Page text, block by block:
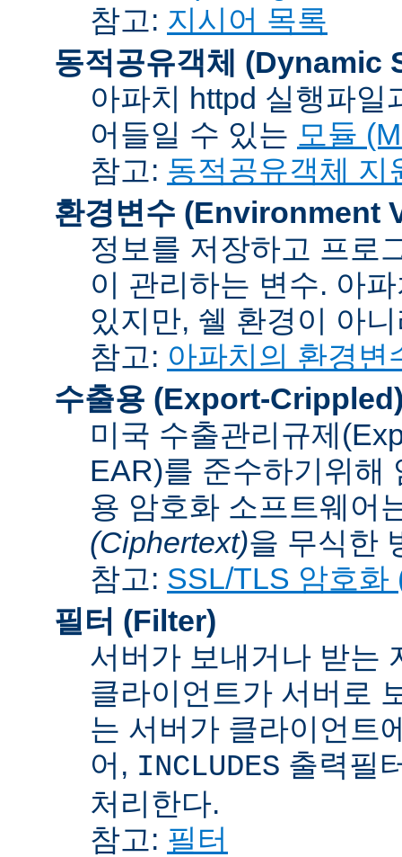
참고: 지시어 목록
동적공유객체 (Dynamic
아파치 httpd 실행파일
어들일 수 있는 모듈
참고: 동적공유객체 지
환경변수 (Environment
정보를 저장하고 프로
이 관리하는 변수. 아
있지만, 쉘 환경이 아
참고: 아파치의 환경변
수출용 (Export-
미국 수출관리규제
EAR)를 준수하기위해
용 암호화 소프트웨어
(Ciphertext)을 무식한
참고: SSL/TLS 암호화
필터 (Filter)
서버가 보내거나 받는
클라이언트가 서버로
는 서버가 클라이언트
어, INCLUDES 출력필
처리한다.
참고: 필터